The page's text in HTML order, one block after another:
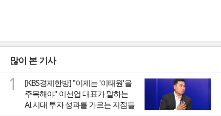
많이 본 기사
1
[KBS경제한방] "이제는 '이태원'을
주목해야" 이선엽 대표가 말하는
AI 시대 투자 성과를 가르는 지점들